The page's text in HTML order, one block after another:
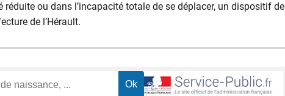
ou dans l’incapacité totale de se déplacer, un dispositif de
de l’Hérault.